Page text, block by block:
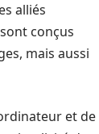
alliés
conçus
mais aussi
et de